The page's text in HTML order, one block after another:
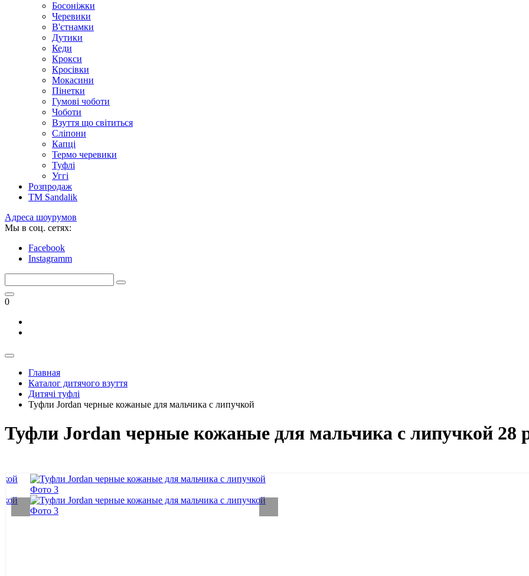
Босоніжки
Черевики
В'єтнамки
Дутики
Кеди
Крокси
Кросівки
Мокасини
Пінетки
Гумові чоботи
Чоботи
Взуття що світиться
Сліпони
Капці
Термо черевики
Туфлі
Уггі
Розпродаж
TM Sandalik
Адреса шоурумов
Мы в соц. сетях:
Facebook
Instagramm
0
Главная
Каталог дитячого взуття
Дитячі туфлі
Туфли Jordan черные кожаные для мальчика с липучкой
Туфли Jordan черные кожаные для мальчика с липучкой 28